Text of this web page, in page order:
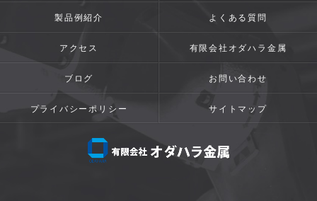
製品例紹介 よくある質問
アクセス 有限会社オダハラ金属
ブログ お問い合わせ
プライバシーポリシー サイトマップ